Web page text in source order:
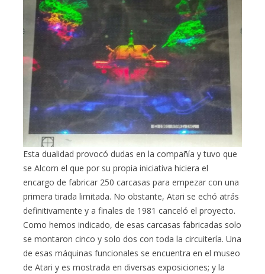
Esta dualidad provocó dudas en la compañía y tuvo que
se Alcorn el que por su propia iniciativa hiciera el
encargo de fabricar 250 carcasas para empezar con una
primera tirada limitada. No obstante, Atari se echó atrás
definitivamente y a finales de 1981 canceló el proyecto.
Como hemos indicado, de esas carcasas fabricadas solo
se montaron cinco y solo dos con toda la circuitería. Una
de esas máquinas funcionales se encuentra en el museo
de Atari y es mostrada en diversas exposiciones; y la